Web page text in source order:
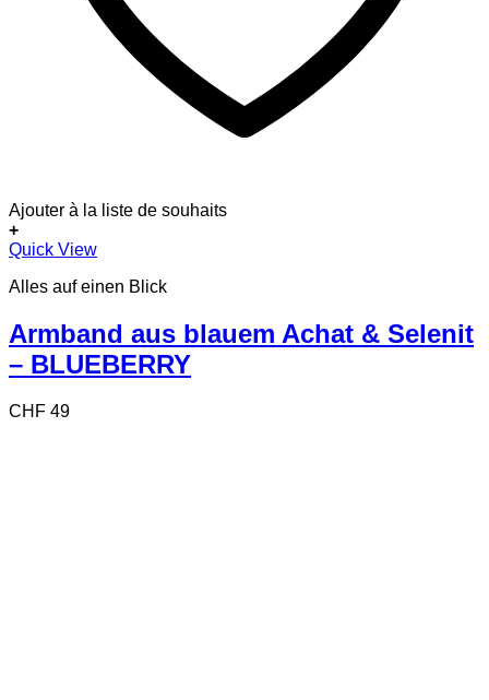
Ajouter à la liste de souhaits
+
Quick View
Alles auf einen Blick
Armband aus blauem Achat & Selenit
– BLUEBERRY
CHF 49